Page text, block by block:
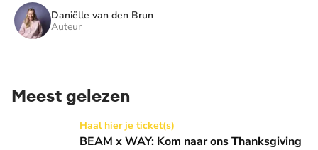
Daniëlle van den Brun
Auteur
Meest gelezen
BEAM x WAY: Kom naar ons Thanksgiving gala in de
Haal hier je ticket(s)
BEAM x WAY: Kom naar ons Thanksgiving